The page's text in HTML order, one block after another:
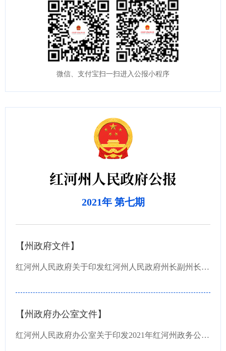
微信、支付宝扫一扫进入公报小程序
红河州人民政府公报
2021年 第七期
【州政府文件】
红河州人民政府关于印发红河州人民政府州长副州长秘书长工作分工的通知
【州政府办公室文件】
红河州人民政府办公室关于印发2021年红河州政务公开工作要点的通知